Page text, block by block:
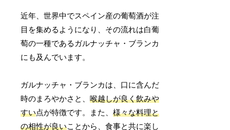
近年、世界中でスペイン産の葡萄酒が注
目を集めるようになり、その流れは白葡
萄の一種であるガルナッチャ・ブランカ
にも及んでいます。
ガルナッチャ・ブランカは、口に含んだ
時のまろやかさと、喉越しが良く飲みや
すい点が特徴です。また、様々な料理と
の相性が良いことから、食事と共に楽し